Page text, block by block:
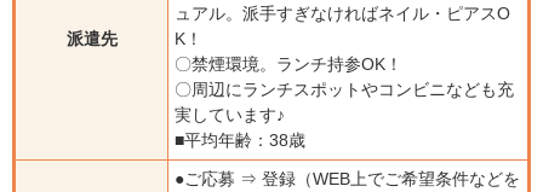
派遣先
ュアル。派手すぎなければネイル・ピアスO
K！
〇禁煙環境。ランチ持参OK！
〇周辺にランチスポットやコンビニなども充
実しています♪
■平均年齢：38歳
●ご応募 ⇒ 登録（WEB上でご希望条件などを